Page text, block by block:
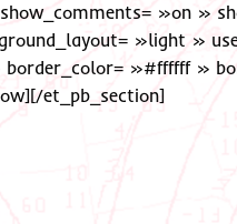
»on »
»light »
border_color= »#ffffff »
et_pb_section]